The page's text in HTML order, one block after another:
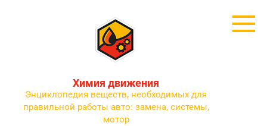
Химия движения
Энциклопедия веществ, необходимых для
правильной работы авто: замена, системы,
мотор